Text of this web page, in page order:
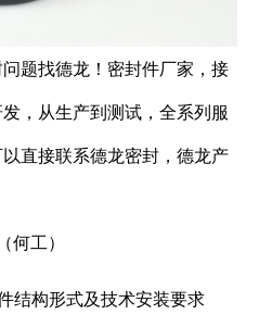
问题找德龙！密封件厂家，接
，从生产到测试，全系列服
直接联系德龙密封，德龙产
工）
结构形式及技术安装要求